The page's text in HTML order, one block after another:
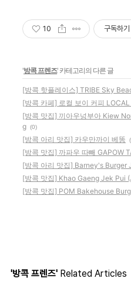
10 구독하기
'방콕 프렌즈' 카테고리의 다른 글
[방콕 핫플레이스] TRIBE Sky
[방콕 카페] 로컬 보이 커피 LOCAL
[방콕 맛집] 끼아우넝부아 Kiew
g (0)
[방콕 아리 맛집] 카우만까이 베똥
[방콕 맛집] 까파우 따빼 GAPOW
[방콕 아리 맛집] Barney's Burger
[방콕 맛집] Khao Gaeng Jek Pui
[방콕 맛집] POM Bakehouse
'방콕 프렌즈' Related Articles